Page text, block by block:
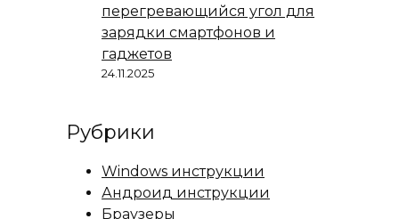
перегревающийся угол для
зарядки смартфонов и
гаджетов
24.11.2025
Рубрики
Windows инструкции
Андроид инструкции
Браузеры